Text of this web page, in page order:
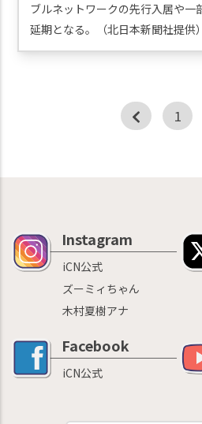
ブルネットワークの先行入居や一
延期となる。（北日本新聞社提供）
Instagram
iCN公式
ズーミィちゃん
木村夏樹アナ
Facebook
iCN公式